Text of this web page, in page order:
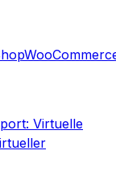
Virtuelle